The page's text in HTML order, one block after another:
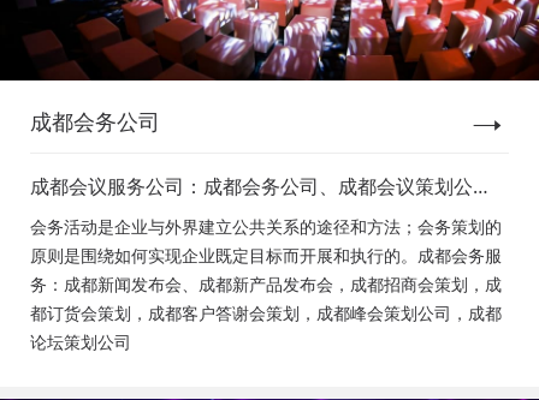
成都会务公司
成都会议服务公司：成都会务公司、成都会议策划公
司、成都新闻发布会策划、成都新产品发布会策划、成
都经销商会议策划、成都招商会策划、成都订货会策
划、成都颁奖会策划、成都客户答谢会策划、成都高峰
论坛策划公司、成都年会策划、成都会议活动策划
会务活动是企业与外界建立公共关系的途径和方法；会务策划的
原则是围绕如何实现企业既定目标而开展和执行的。成都会务服
务：成都新闻发布会、成都新产品发布会，成都招商会策划，成
都订货会策划，成都客户答谢会策划，成都峰会策划公司，成都
论坛策划公司